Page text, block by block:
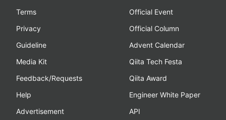
Terms
Privacy
Guideline
Media Kit
Feedback/Requests
Help
Advertisement
Official Event
Official Column
Advent Calendar
Qiita Tech Festa
Qiita Award
Engineer White Paper
API